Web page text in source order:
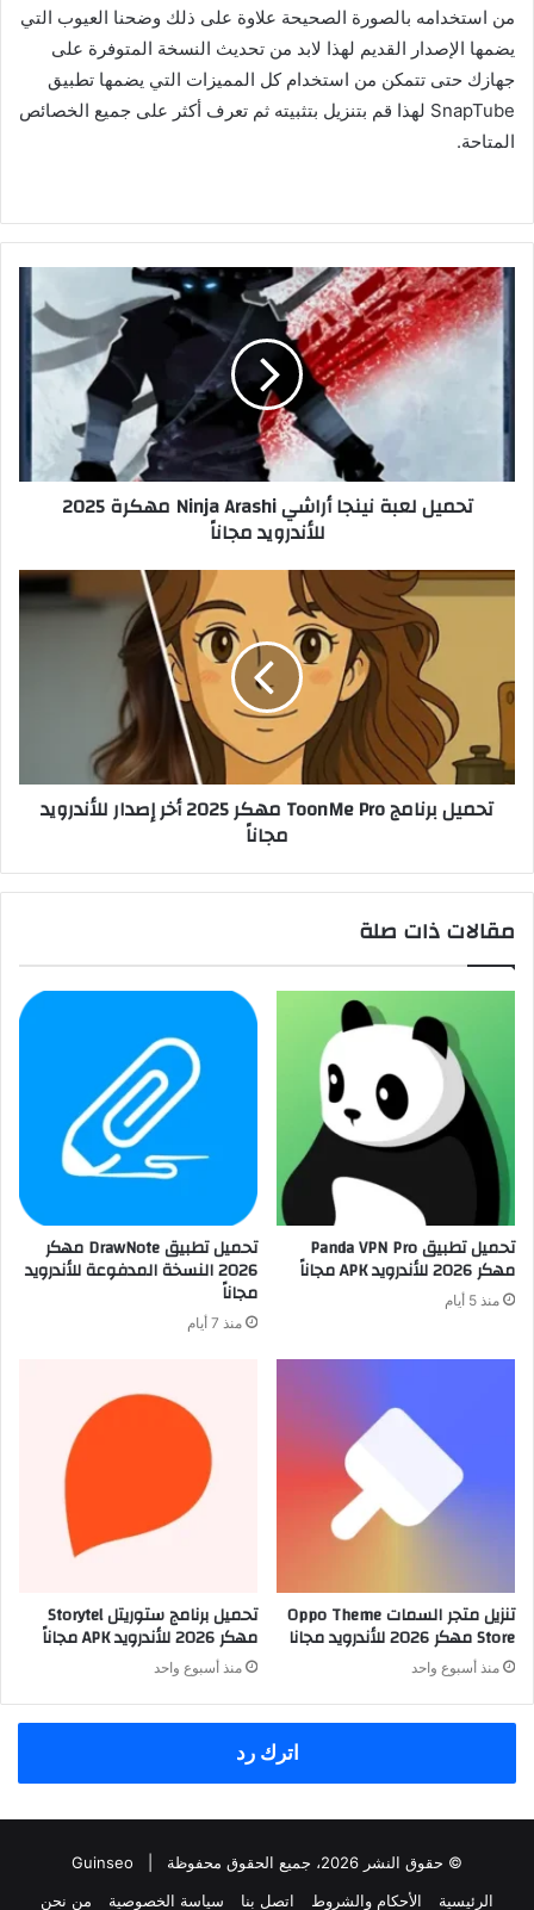
من استخدامه بالصورة الصحيحة علاوة على ذلك وضحنا العيوب التي
يضمها الإصدار القديم لهذا لابد من تحديث النسخة المتوفرة على
جهازك حتى تتمكن من استخدام كل المميزات التي يضمها تطبيق
SnapTube لهذا قم بتنزيل بتثبيته ثم تعرف أكثر على جميع الخصائص
المتاحة.
تحميل لعبة نينجا أراشي Ninja Arashi مهكرة 2025
للأندرويد مجاناً
تحميل برنامج ToonMe Pro مهكر 2025 أخر إصدار للأندرويد
مجاناً
مقالات ذات صلة
تحميل تطبيق Panda VPN Pro
مهكر 2026 للأندرويد APK مجاناً
منذ 5 أيام
تحميل تطبيق DrawNote مهكر
2026 النسخة المدفوعة للأندرويد
مجاناً
منذ 7 أيام
تنزيل متجر السمات Oppo Theme
Store مهكر 2026 للأندرويد مجانا
منذ أسبوع واحد
تحميل برنامج ستوريتل Storytel
مهكر 2026 للأندرويد APK مجاناً
منذ أسبوع واحد
اترك رد
© حقوق النشر 2026، جميع الحقوق محفوظة |
Guinseo
الرئيسية
الأحكام والشروط اتصل بنا سياسة الخصوصية من نحن